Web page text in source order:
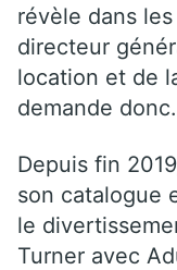
révèle dans
directeur
location et de
demande
Depuis fin
son catalogue
le
Turner avec